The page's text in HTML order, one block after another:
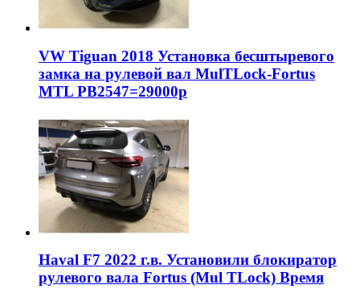
VW Tiguan 2018 Установка бесштыревого
замка на рулевой вал MulTLock-Fortus
MTL РВ2547=29000р
Haval F7 2022 г.в. Установили блокиратор
рулевого вала Fortus (Mul TLock) Время